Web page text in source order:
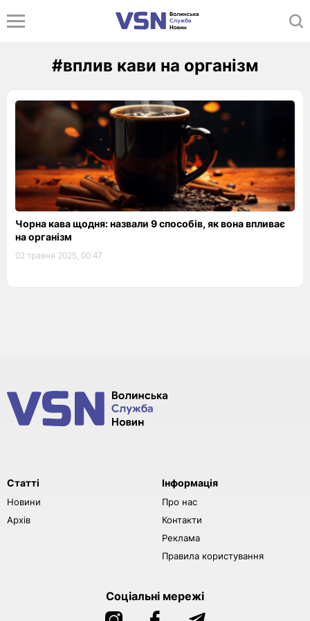
#вплив кави на організм
Чорна кава щодня: назвали 9 способів, як вона впливає
на організм
02 травня 2025, 00:47
Статті
Новини
Архів
Інформація
Про нас
Контакти
Реклама
Правила користування
Соціальні мережі